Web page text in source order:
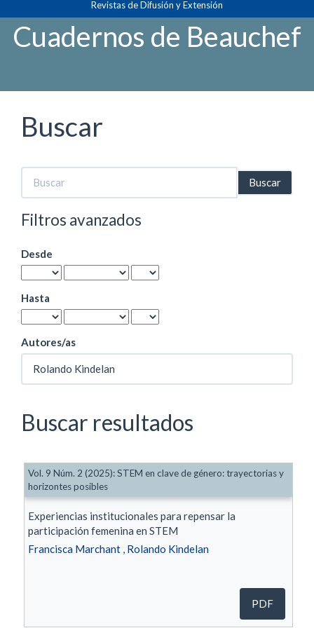
principal
Contenido
principal
Revistas de Difusión y Extensión
Cuadernos de Beauchef
Buscar
Buscar
artículos
por
Filtros avanzados
Desde
Hasta
Autores/as
Buscar resultados
Experiencias institucionales para repensar la
participación femenina en STEM
Francisca Marchant, Rolando Kindelan
Vol. 9 Núm. 2 (2025): STEM en clave de género: trayectorias y
horizontes posibles
PDF